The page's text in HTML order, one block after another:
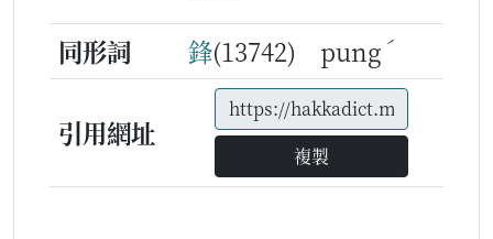
同形詞
鋒(13742) pung ˊ
引用網址
複製